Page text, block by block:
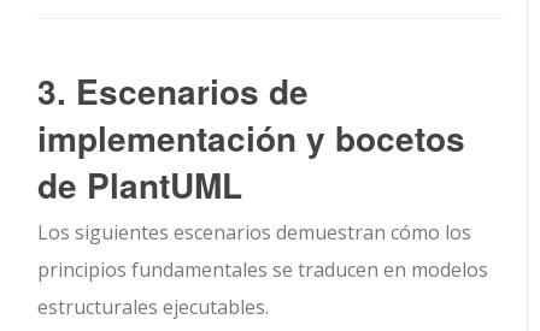
3. Escenarios de
implementación y bocetos
de PlantUML
Los siguientes escenarios demuestran cómo los
principios fundamentales se traducen en modelos
estructurales ejecutables.